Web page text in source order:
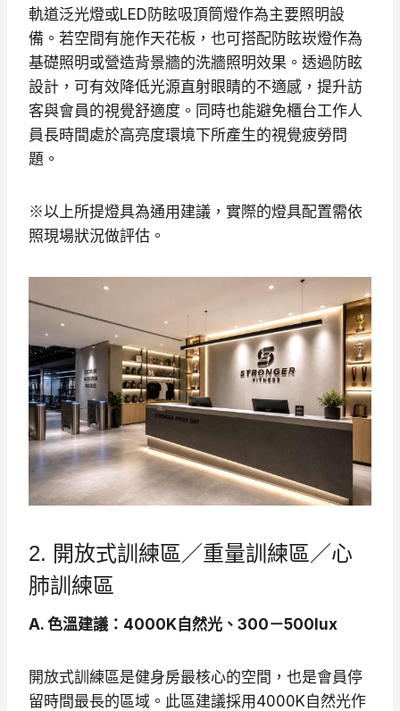
軌道泛光燈或LED防眩吸頂筒燈作為主要照明設
備。若空間有施作天花板，也可搭配防眩崁燈作為
基礎照明或營造背景牆的洗牆照明效果。透過防眩
設計，可有效降低光源直射眼睛的不適感，提升訪
客與會員的視覺舒適度。同時也能避免櫃台工作人
員長時間處於高亮度環境下所產生的視覺疲勞問
題。
※以上所提燈具為通用建議，實際的燈具配置需依
照現場狀況做評估。
2. 開放式訓練區／重量訓練區／心
肺訓練區
A. 色溫建議：4000K自然光、300－500lux
開放式訓練區是健身房最核心的空間，也是會員停
留時間最長的區域。此區建議採用4000K自然光作